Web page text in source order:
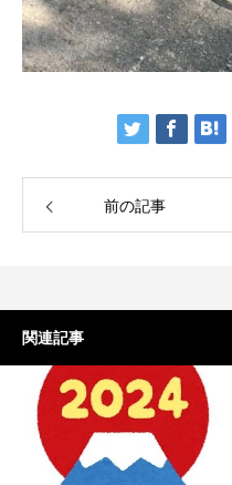
前の記事
関連記事